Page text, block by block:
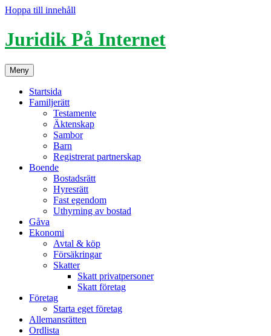
Hoppa till innehåll
Juridik På Internet
Meny
Startsida
Familjerätt
Testamente
Äktenskap
Sambor
Barn
Registrerat partnerskap
Boende
Bostadsrätt
Hyresrätt
Fast egendom
Uthyrning av bostad
Gåva
Ekonomi
Avtal & köp
Försäkringar
Skatter
Skatt privatpersoner
Skatt företag
Företag
Starta eget företag
Allemansrätten
Ordlista